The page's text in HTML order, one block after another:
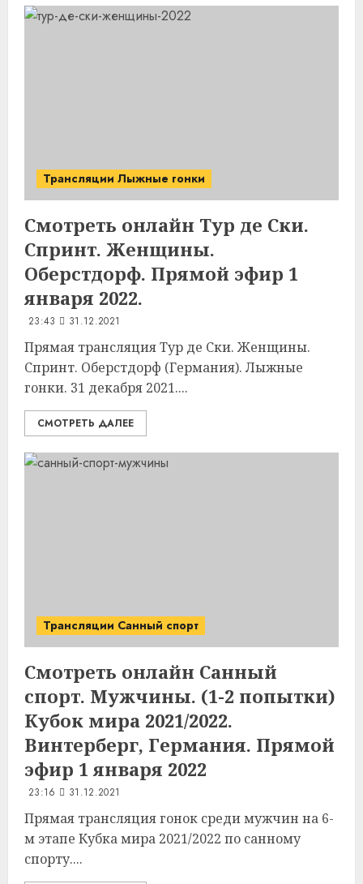
Трансляции Лыжные гонки
Смотреть онлайн Тур де Ски.
Спринт. Женщины.
Оберстдорф. Прямой эфир 1
января 2022.
23:43 31.12.2021
Прямая трансляция Тур де Ски. Женщины.
Спринт. Оберстдорф (Германия). Лыжные
гонки. 31 декабря 2021....
СМОТРЕТЬ ДАЛЕЕ
Трансляции Санный спорт
Смотреть онлайн Санный
спорт. Мужчины. (1-2 попытки)
Кубок мира 2021/2022.
Винтерберг, Германия. Прямой
эфир 1 января 2022
23:16 31.12.2021
Прямая трансляция гонок среди мужчин на 6-
м этапе Кубка мира 2021/2022 по санному
спорту....